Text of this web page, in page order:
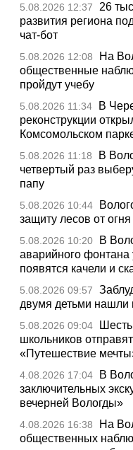
5.08.2026 12:37
26
развития региона
чат-бот
5.08.2026 12:08
На
общественные
пройдут учебу
5.08.2026 11:34
В
реконструкции
Комсомольском
5.08.2026 11:18
В
четвертый раз
папу
5.08.2026 10:44
защиту лесов от
5.08.2026 10:20
В
аварийного фонтана
появятся качели и
5.08.2026 09:57
двумя детьми нашли
5.08.2026 09:04
школьников
«Путешествие
4.08.2026 17:04
В
заключительных
вечерней Вологды»
4.08.2026 16:38
На
общественных